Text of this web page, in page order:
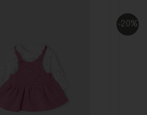
-20%